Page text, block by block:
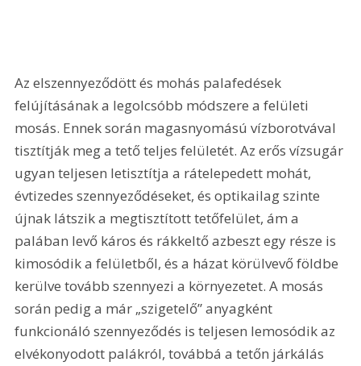
Az elszennyeződött és mohás palafedések
felújításának a legolcsóbb módszere a felületi
mosás. Ennek során magasnyomású vízborotvával
tisztítják meg a tető teljes felületét. Az erős vízsugár
ugyan teljesen letisztítja a rátelepedett mohát,
évtizedes szennyeződéseket, és optikailag szinte
újnak látszik a megtisztított tetőfelület, ám a
palában levő káros és rákkeltő azbeszt egy része is
kimosódik a felületből, és a házat körülvevő földbe
kerülve tovább szennyezi a környezetet. A mosás
során pedig a már „szigetelő” anyagként
funkcionáló szennyeződés is teljesen lemosódik az
elvékonyodott palákról, továbbá a tetőn járkálás